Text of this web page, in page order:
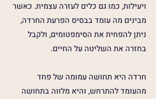
ויעילות, כמו גם כלים לעזרה עצמית. כאשר
מבינים מה עומד בבסיס הפרעת החרדה,
ניתן להפחית את הסימפטומים, ולקבל
בחזרה את השליטה על החיים.
חרדה היא תחושה עמומה של פחד
מהעומד להתרחש, והיא מלווה בתחושה